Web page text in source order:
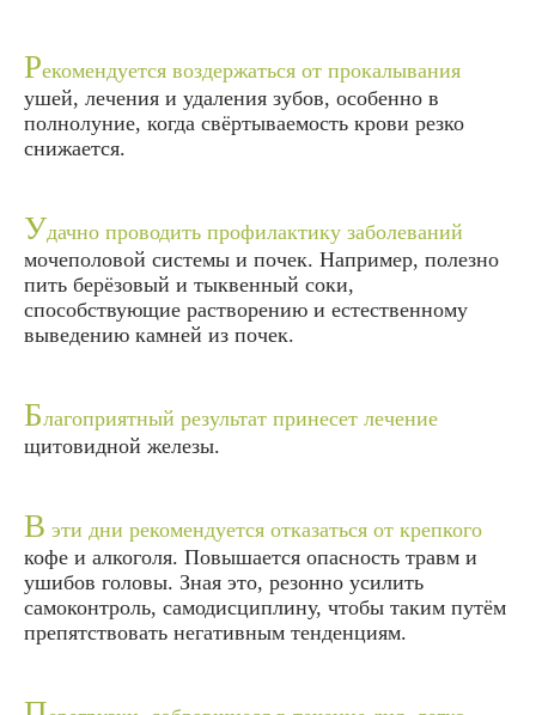
Рекомендуется воздержаться от прокалывания
ушей, лечения и удаления зубов, особенно в
полнолуние, когда свёртываемость крови резко
снижается.
Удачно проводить профилактику заболеваний
мочеполовой системы и почек. Например, полезно
пить берёзовый и тыквенный соки,
способствующие растворению и естественному
выведению камней из почек.
Благоприятный результат принесет лечение
щитовидной железы.
В эти дни рекомендуется отказаться от крепкого
кофе и алкоголя. Повышается опасность травм и
ушибов головы. Зная это, резонно усилить
самоконтроль, самодисциплину, чтобы таким путём
препятствовать негативным тенденциям.